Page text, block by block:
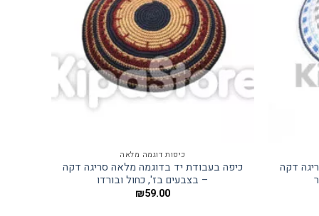
דקה
כיפות דוגמה מלאה
כיפה בעבודת יד בדוגמה מלאה סריגה דקה
– בצבעים בז', כחול ובורדו
₪59.00